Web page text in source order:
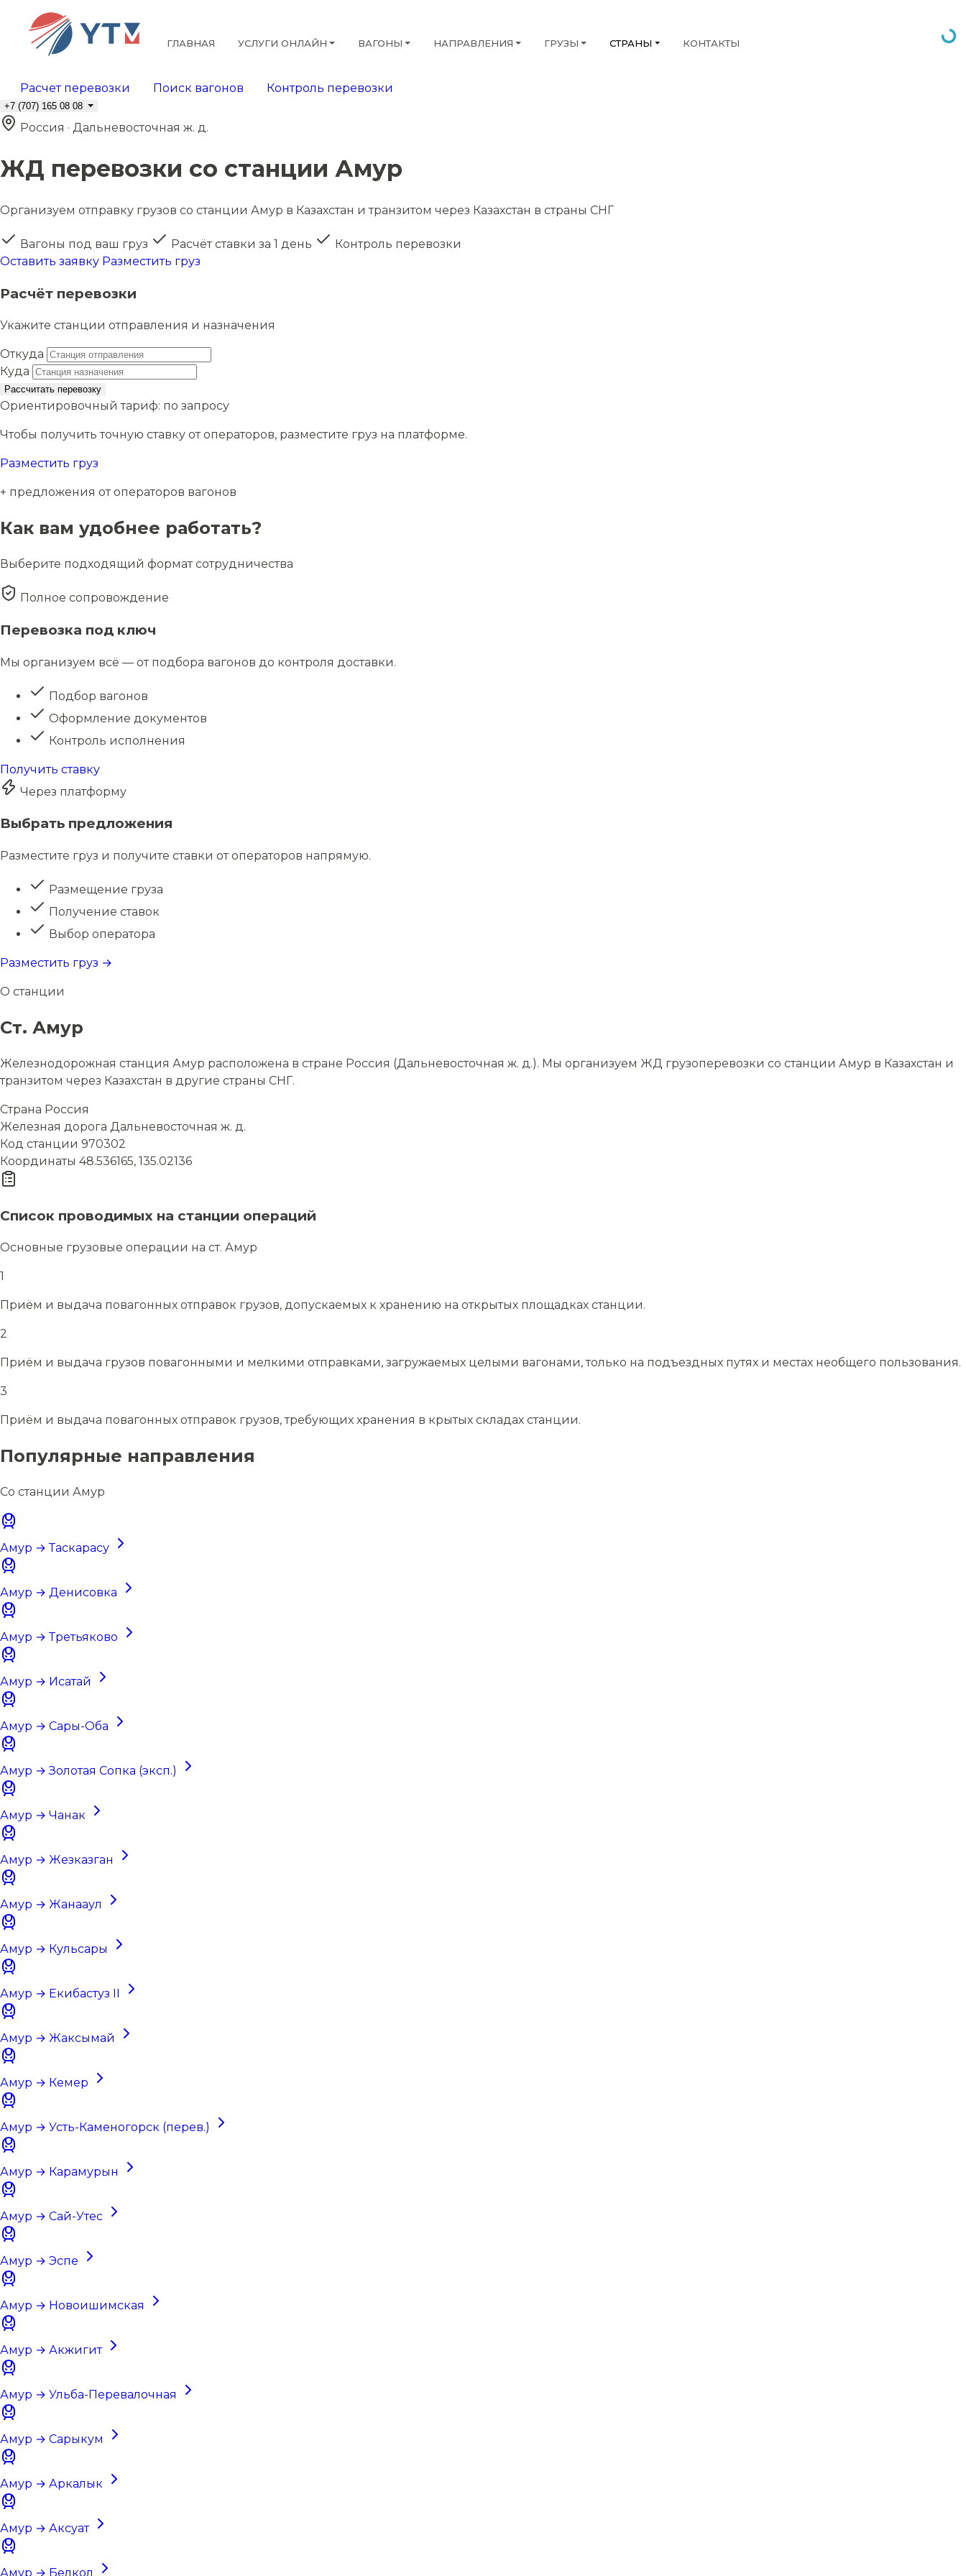
ГЛАВНАЯ УСЛУГИ ОНЛАЙН ВАГОНЫ НАПРАВЛЕНИЯ ГРУЗЫ СТРАНЫ КОНТАКТЫ
Расчет перевозки Поиск вагонов Контроль перевозки
+7 (707) 165 08 08
Россия · Дальневосточная ж. д.
ЖД перевозки со станции Амур
Организуем отправку грузов со станции Амур в Казахстан и транзитом через Казахстан в страны СНГ
Вагоны под ваш груз Расчёт ставки за 1 день
Контроль перевозки
Оставить заявку Разместить груз
Расчёт перевозки
Укажите станции отправления и назначения
Откуда
Куда
Рассчитать перевозку
Ориентировочный тариф: по запросу
Чтобы получить точную ставку от операторов, разместите груз на платформе.
Разместить груз
+ предложения от операторов вагонов
Как вам удобнее работать?
Выберите подходящий формат сотрудничества
Полное сопровождение
Перевозка под ключ
Мы организуем всё — от подбора вагонов до контроля доставки.
Подбор вагонов
Оформление документов
Контроль исполнения
Получить ставку
Через платформу
Выбрать предложения
Разместите груз и получите ставки от операторов напрямую.
Размещение груза
Получение ставок
Выбор оператора
Разместить груз →
О станции
Ст. Амур
Железнодорожная станция Амур расположена в стране Россия (Дальневосточная ж. д.). Мы организуем ЖД грузоперевозки со станции Амур в Казахстан и
транзитом через Казахстан в другие страны СНГ.
Страна Россия
Железная дорога Дальневосточная ж. д.
Код станции 970302
Координаты 48.536165, 135.02136
Список проводимых на станции операций
Основные грузовые операции на ст. Амур
1
Приём и выдача повагонных отправок грузов, допускаемых к хранению на открытых площадках станции.
2
Приём и выдача грузов повагонными и мелкими отправками, загружаемых целыми вагонами, только на подъездных путях и местах необщего пользования.
3
Приём и выдача повагонных отправок грузов, требующих хранения в крытых складах станции.
Популярные направления
Со станции Амур
Амур → Таскарасу
Амур → Денисовка
Амур → Третьяково
Амур → Исатай
Амур → Сары-Оба
Амур → Золотая Сопка (эксп.)
Амур → Чанак
Амур → Жезказган
Амур → Жанааул
Амур → Кульсары
Амур → Екибастуз II
Амур → Жаксымай
Амур → Кемер
Амур → Усть-Каменогорск (перев.)
Амур → Карамурын
Амур → Сай-Утес
Амур → Эспе
Амур → Новоишимская
Амур → Акжигит
Амур → Ульба-Перевалочная
Амур → Сарыкум
Амур → Аркалык
Амур → Аксуат
Амур → Белкол